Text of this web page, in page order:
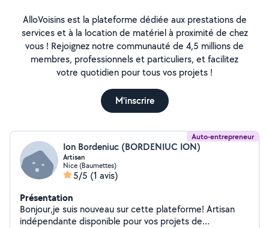
AlloVoisins est la plateforme dédiée aux prestations de
services et à la location de matériel à proximité de chez
vous ! Rejoignez notre communauté de 4,5 millions de
membres, professionnels et particuliers, et facilitez
votre quotidien pour tous vos projets !
M'inscrire
Auto-entrepreneur
Ion Bordeniuc (BORDENIUC ION)
Artisan
Nice (Baumettes)
5/5 (1 avis)
Présentation
Bonjour,je suis nouveau sur cette plateforme! Artisan
indépendante disponible pour vos projets de